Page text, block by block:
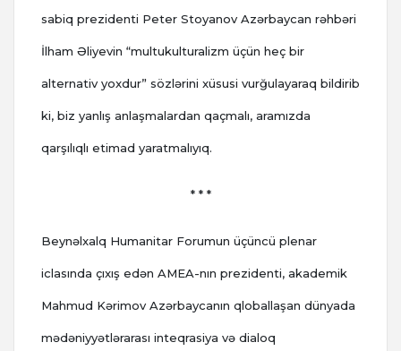
sabiq prezidenti Peter Stoyanov Azərbaycan rəhbəri
İlham Əliyevin “multukulturalizm üçün heç bir
alternativ yoxdur” sözlərini xüsusi vurğulayaraq bildirib
ki, biz yanlış anlaşmalardan qaçmalı, aramızda
qarşılıqlı etimad yaratmalıyıq.
* * *
Beynəlxalq Humanitar Forumun üçüncü plenar
iclasında çıxış edən AMEA-nın prezidenti, akademik
Mahmud Kərimov Azərbaycanın qloballaşan dünyada
mədəniyyətlərarası inteqrasiya və dialoq